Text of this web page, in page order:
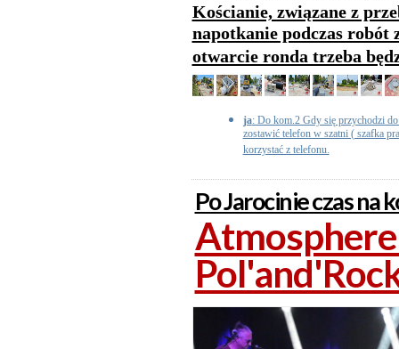
Kościanie, związane z
napotkanie podczas robót
otwarcie ronda trzeba
ja: Do kom.2 Gdy się przychodzi
zostawić telefon w szatni ( szafka
korzystać z telefonu.
Po Jarocinie czas na
Atmosphere